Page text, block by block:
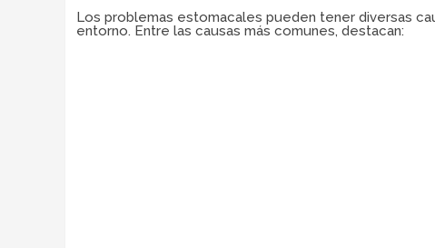
Los problemas estomacales pueden tener diversas
entorno. Entre las causas más comunes, destacan: